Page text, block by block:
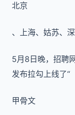
北京
、上海、姑苏、深
5月8日晚，招聘
发布拉勾上线了“
甲骨文